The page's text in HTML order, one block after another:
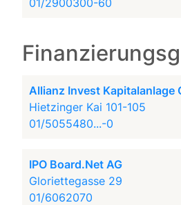
01/2900300-60
Allianz Invest Kapitalanlage
Hietzinger Kai 101-105
01/5055480...-0
IPO Board.Net AG
Gloriettegasse 29
01/6062070